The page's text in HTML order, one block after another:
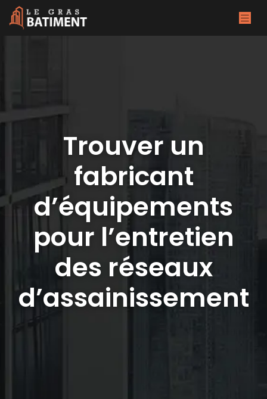
Trouver un
fabricant
d’équipements
pour l’entretien
des réseaux
d’assainissement